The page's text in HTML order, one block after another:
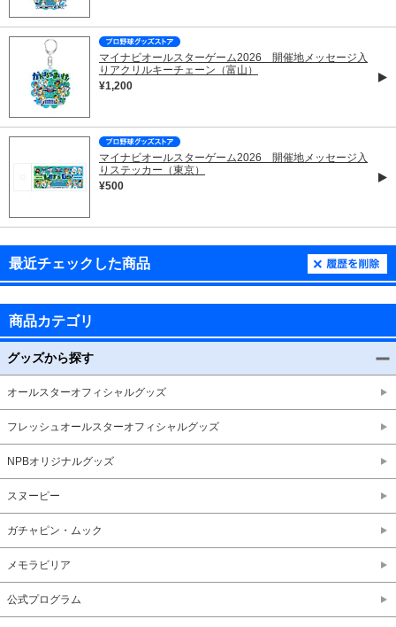
マイナビオールスターゲーム2026 開催地メッセージ入
りアクリルキーチェーン（富山）
¥1,200
マイナビオールスターゲーム2026 開催地メッセージ入
りステッカー（東京）
¥500
最近チェックした商品
商品カテゴリ
グッズから探す
オールスターオフィシャルグッズ
フレッシュオールスターオフィシャルグッズ
NPBオリジナルグッズ
スヌーピー
ガチャピン・ムック
メモラビリア
公式プログラム